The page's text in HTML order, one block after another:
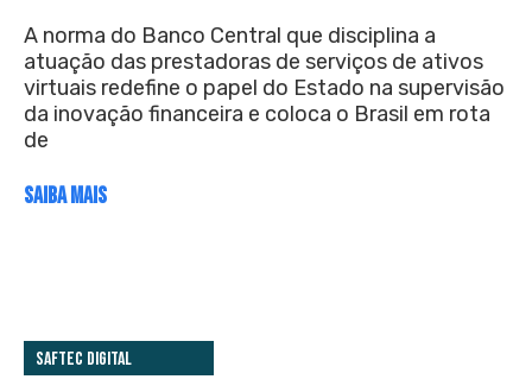
A norma do Banco Central que disciplina a
atuação das prestadoras de serviços de ativos
virtuais redefine o papel do Estado na supervisão
da inovação financeira e coloca o Brasil em rota
de
SAIBA MAIS
Saftec Digital